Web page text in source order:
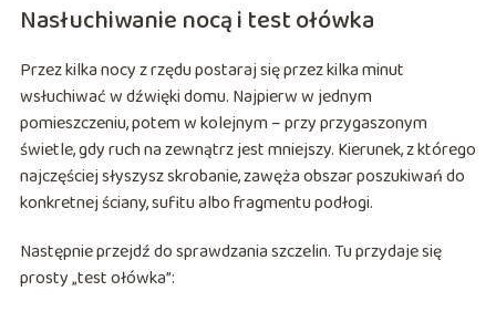
Nasłuchiwanie nocą i test ołówka
Przez kilka nocy z rzędu postaraj się przez kilka minut
wsłuchiwać w dźwięki domu. Najpierw w jednym
pomieszczeniu, potem w kolejnym – przy przygaszonym
świetle, gdy ruch na zewnątrz jest mniejszy. Kierunek, z którego
najczęściej słyszysz skrobanie, zawęża obszar poszukiwań do
konkretnej ściany, sufitu albo fragmentu podłogi.
Następnie przejdź do sprawdzania szczelin. Tu przydaje się
prosty „test ołówka”: